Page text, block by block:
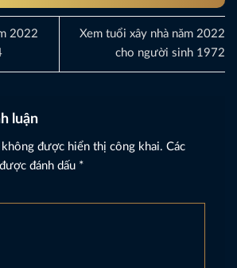
2022
Xem tuổi xây nhà năm 2022
cho người sinh 1972
luận
không được hiển thị công khai. Các
đánh dấu *